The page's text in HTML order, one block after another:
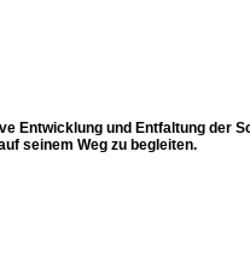
Entwicklung und Entfaltung der
seinem Weg zu begleiten.